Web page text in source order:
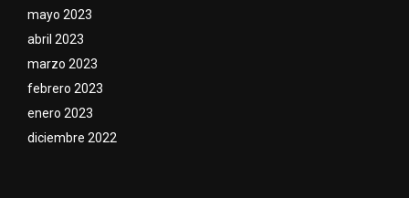
mayo 2023
abril 2023
marzo 2023
febrero 2023
enero 2023
diciembre 2022